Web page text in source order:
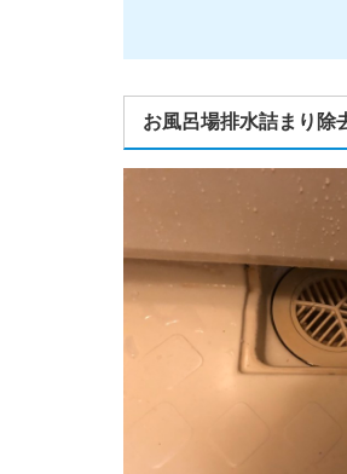
お風呂場排水詰まり除